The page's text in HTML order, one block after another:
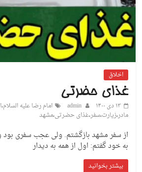
اخلاق
غذای حضرتی
۱۳ دی ۱۴۰۰ admin امام رضا علیه السلام،
مادر،زیارت،سفر،غذای حضرتی،مشهد
از سفر مشهد بازگشتم. ولی عجب سفری
به خود گفتم: اول از همه به دیدار
بیشتر بخوانید